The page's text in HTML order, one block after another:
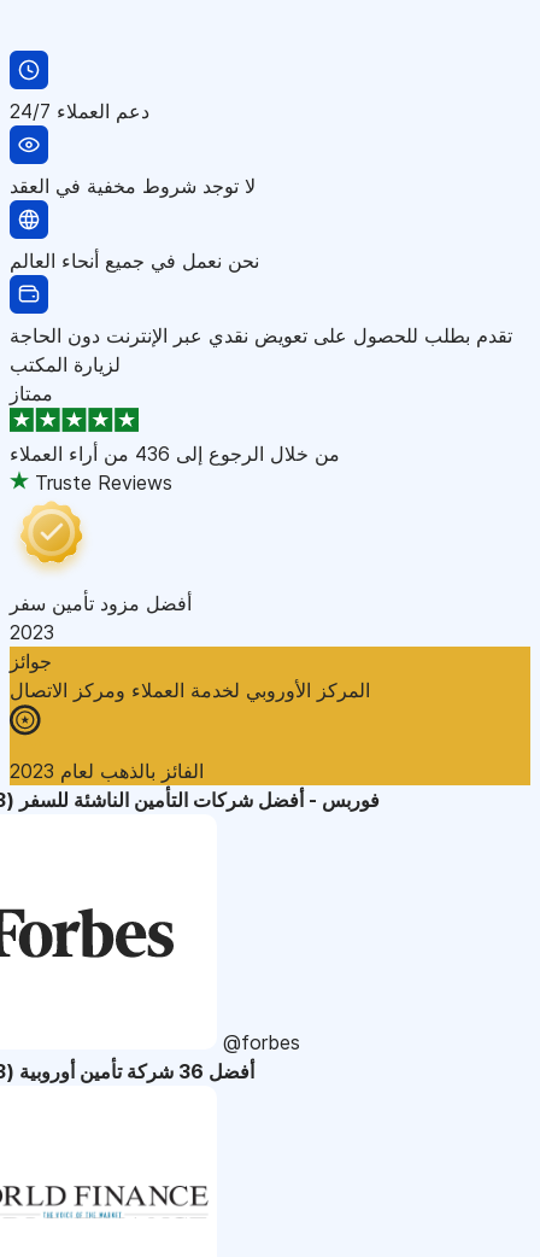
دعم العملاء 24/7
لا توجد شروط مخفية في العقد
نحن نعمل في جميع أنحاء العالم
تقدم بطلب للحصول على تعويض نقدي عبر الإنترنت دون الحاجة
لزيارة المكتب
ممتاز
من خلال الرجوع إلى 436 من أراء العملاء
Truste Reviews
أفضل مزود تأمين سفر
2023
جوائز
المركز الأوروبي لخدمة العملاء ومركز الاتصال
الفائز بالذهب لعام 2023
فوربس - أفضل شركات التأمين الناشئة للسفر (2023)
@forbes
أفضل 36 شركة تأمين أوروبية (2023)